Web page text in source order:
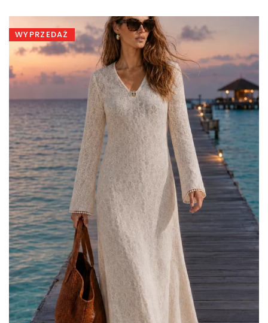
459,00 zł.359,00 zł.
WYPRZEDAŻ